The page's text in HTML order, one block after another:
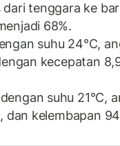
dari tenggara ke
68%.
suhu 24°C,
kecepatan
suhu 21°C,
dan kelembapan